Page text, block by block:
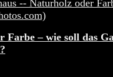
Farbe – wie soll das